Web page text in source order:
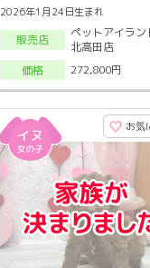
2026年1月24日生まれ
販売店
ペットアイラン
北高田店
価格
272,800円
お気